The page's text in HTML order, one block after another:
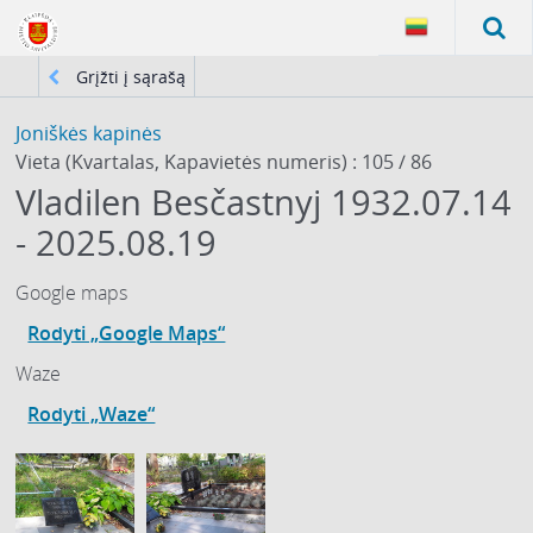
Grįžti į sąrašą
Joniškės kapinės
Vieta (Kvartalas, Kapavietės numeris) : 105 / 86
Vladilen Besčastnyj 1932.07.14
- 2025.08.19
Google maps
Rodyti „Google Maps“
Waze
Rodyti „Waze“